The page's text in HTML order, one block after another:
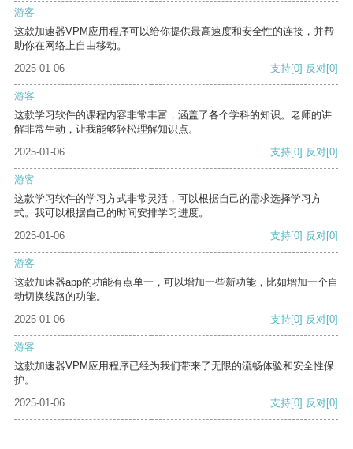
游客
这款加速器VPM应用程序可以给你提供最高速度和安全性的连接，并帮
助你在网络上自由移动。
2025-01-06
支持[0] 反对[0]
游客
这款学习软件的课程内容非常丰富，涵盖了各个学科的知识。老师的讲
解非常生动，让我能够轻松理解知识点。
2025-01-06
支持[0] 反对[0]
游客
这款学习软件的学习方式非常灵活，可以根据自己的需求选择学习方
式。我可以根据自己的时间安排学习进度。
2025-01-06
支持[0] 反对[0]
游客
这款加速器app的功能有点单一，可以增加一些新功能，比如增加一个自
动切换线路的功能。
2025-01-06
支持[0] 反对[0]
游客
这款加速器VPM应用程序已经为我们带来了无限的流畅体验和安全性保
护。
2025-01-06
支持[0] 反对[0]